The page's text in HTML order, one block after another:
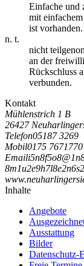
Einfache und
mit
ist
n. t.
nicht
an der
Rückschluss
verbunden.
Kontakt
Mühlenstrich 1 B
26427
Telefon05187 3269
Mobil0175 7671770
Emaili5n8f5o8@1n
8m1u2e9h7l8e2n6s2
Inhalte
Angebote
Ausstattung
Bilder
Datenschutz-